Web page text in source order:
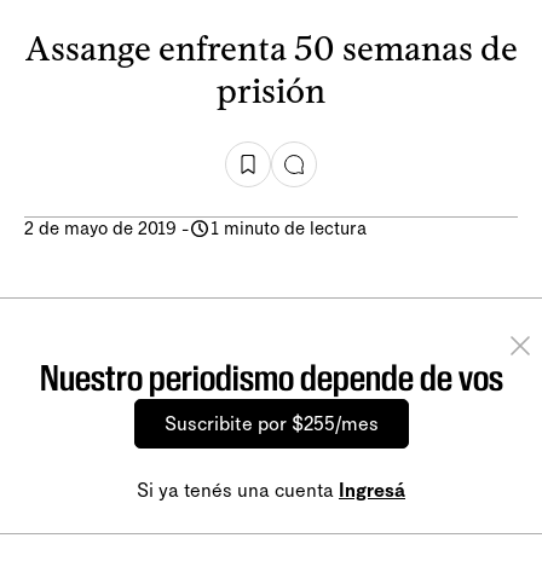
Assange enfrenta 50 semanas de
prisión
2 de mayo de 2019 - 1 minuto de lectura
Nuestro periodismo depende de vos
Suscribite por $255/mes
Si ya tenés una cuenta Ingresá